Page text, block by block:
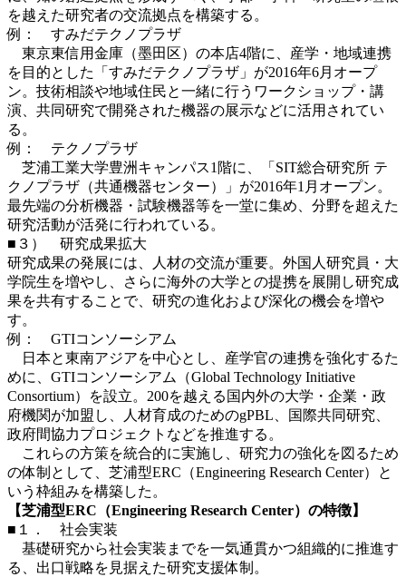
を越えた研究者の交流拠点を構築する。
例： すみだテクノプラザ
東京東信用金庫（墨田区）の本店4階に、産学・地域連携
を目的とした「すみだテクノプラザ」が2016年6月オープ
ン。技術相談や地域住民と一緒に行うワークショップ・講
演、共同研究で開発された機器の展示などに活用されてい
る。
例： テクノプラザ
芝浦工業大学豊洲キャンパス1階に、「SIT総合研究所 テ
クノプラザ（共通機器センター）」が2016年1月オープン。
最先端の分析機器・試験機器等を一堂に集め、分野を超えた
研究活動が活発に行われている。
■３） 研究成果拡大
研究成果の発展には、人材の交流が重要。外国人研究員・大
学院生を増やし、さらに海外の大学との提携を展開し研究成
果を共有することで、研究の進化および深化の機会を増や
す。
例： GTIコンソーシアム
日本と東南アジアを中心とし、産学官の連携を強化するた
めに、GTIコンソーシアム（Global Technology Initiative
Consortium）を設立。200を越える国内外の大学・企業・政
府機関が加盟し、人材育成のためのgPBL、国際共同研究、
政府間協力プロジェクトなどを推進する。
これらの方策を統合的に実施し、研究力の強化を図るため
の体制として、芝浦型ERC（Engineering Research Center）と
いう枠組みを構築した。
【芝浦型ERC（Engineering Research Center）の特徴】
■１． 社会実装
基礎研究から社会実装までを一気通貫かつ組織的に推進す
る、出口戦略を見据えた研究支援体制。